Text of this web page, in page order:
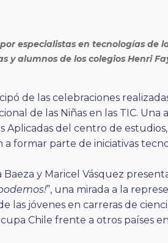
especialistas en tecnologías de
y alumnos de los colegios Henri
de las celebraciones
de las Niñas en las TIC. Una
del centro de
formar parte de iniciativas
Baeza y Maricel Vásquez
”, una mirada a la
las jóvenes en carreras de
Chile frente a otros países